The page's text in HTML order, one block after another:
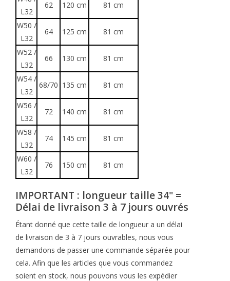
L32
62 120 cm 81 cm
W50 /
L32
64 125 cm 81 cm
W52 /
L32
66 130 cm 81 cm
W54 /
L32
68/70 135 cm 81 cm
W56 /
L32
72 140 cm 81 cm
W58 /
L32
74 145 cm 81 cm
W60 /
L32
76 150 cm 81 cm
IMPORTANT : longueur taille 34" =
Délai de livraison 3 à 7 jours ouvrés
Étant donné que cette taille de longueur a un délai
de livraison de 3 à 7 jours ouvrables, nous vous
demandons de passer une commande séparée pour
cela. Afin que les articles que vous commandez
soient en stock, nous pouvons vous les expédier